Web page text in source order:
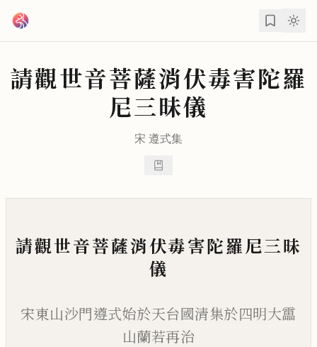
請觀世音菩薩消伏毒害陀羅
尼三昧儀
宋 遵式集
請觀世音菩薩消伏毒害陀羅尼三昧
儀
宋東山沙門遵式始於天台國清集於四明大靁
山蘭若再治